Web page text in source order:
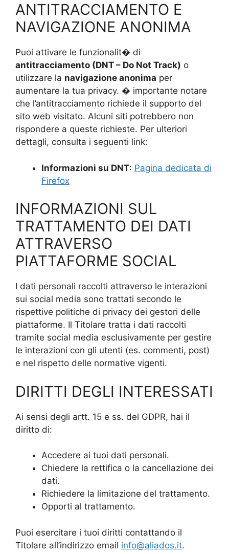
ANTITRACCIAMENTO E
NAVIGAZIONE ANONIMA
Puoi attivare le funzionalit� di
antitracciamento (DNT – Do Not Track) o
utilizzare la navigazione anonima per
aumentare la tua privacy. � importante notare
che l’antitracciamento richiede il supporto del
sito web visitato. Alcuni siti potrebbero non
rispondere a queste richieste. Per ulteriori
dettagli, consulta i seguenti link:
Informazioni su DNT: Pagina dedicata di
Firefox
INFORMAZIONI SUL
TRATTAMENTO DEI DATI
ATTRAVERSO
PIATTAFORME SOCIAL
I dati personali raccolti attraverso le interazioni
sui social media sono trattati secondo le
rispettive politiche di privacy dei gestori delle
piattaforme. Il Titolare tratta i dati raccolti
tramite social media esclusivamente per gestire
le interazioni con gli utenti (es. commenti, post)
e nel rispetto delle normative vigenti.
DIRITTI DEGLI INTERESSATI
Ai sensi degli artt. 15 e ss. del GDPR, hai il
diritto di:
Accedere ai tuoi dati personali.
Chiedere la rettifica o la cancellazione dei
dati.
Richiedere la limitazione del trattamento.
Opporti al trattamento.
Puoi esercitare i tuoi diritti contattando il
Titolare all’indirizzo email info@aliados.it.